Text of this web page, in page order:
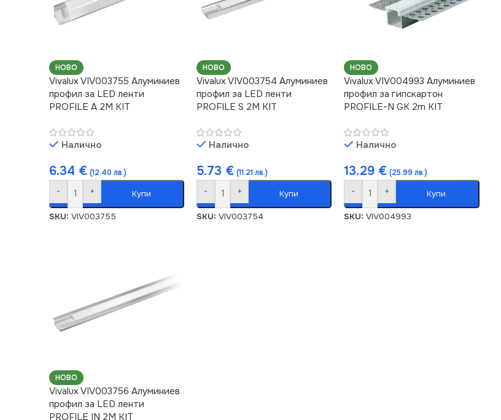
НОВО
Vivalux VIV003755 Алуминиев
профил за LED ленти
PROFILE A 2M KIT
Налично
6.34 € (12.40 лв.)
- + Купи
SKU: VIV003755
НОВО
Vivalux VIV003754 Алуминиев
профил за LED ленти
PROFILE S 2M KIT
Налично
5.73 € (11.21 лв.)
- + Купи
SKU:VIV003754
НОВО
Vivalux VIV004993 Алуминиев
профил за гипскартон
PROFILE-N GK 2m KIT
Налично
13.29 € (25.99 лв.)
- + Купи
SKU:VIV004993
НОВО
Vivalux VIV003756 Алуминиев
профил за LED ленти
PROFILE IN 2M KIT